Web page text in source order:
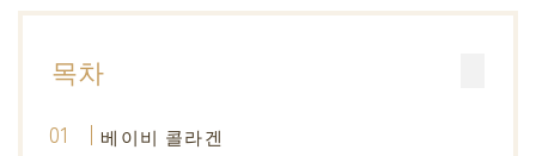
목차
베이비 콜라겐